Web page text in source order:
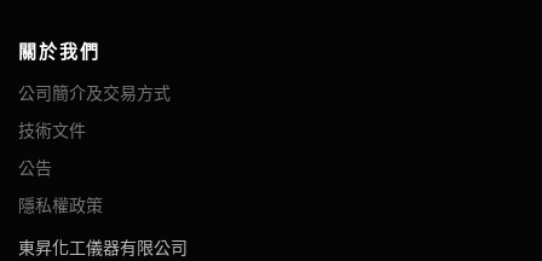
關於我們
公司簡介及交易方式
技術文件
公告
隱私權政策
東昇化工儀器有限公司